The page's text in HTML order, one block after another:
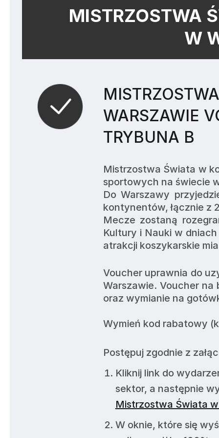
MISTRZOSTWA
W
WARSZAWIE
TRYBUNA B
Mistrzostwa Świata w
sportowych na świecie
Do Warszawy
kontynentów, łącznie z
Mecze zostaną
Kultury i Nauki w
atrakcji koszykarskie
Voucher uprawnia do
Warszawie. Voucher
oraz wymianie na
Wymień kod rabatowy
Postępuj zgodnie z
Kliknij link do
sektor, a następnie
Mistrzostwa Świata
W oknie, które się